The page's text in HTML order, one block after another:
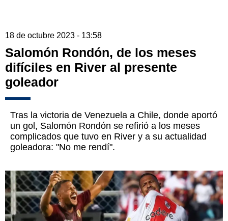
18 de octubre 2023 - 13:58
Salomón Rondón, de los meses
difíciles en River al presente
goleador
Tras la victoria de Venezuela a Chile, donde aportó
un gol, Salomón Rondón se refirió a los meses
complicados que tuvo en River y a su actualidad
goleadora: "No me rendí".